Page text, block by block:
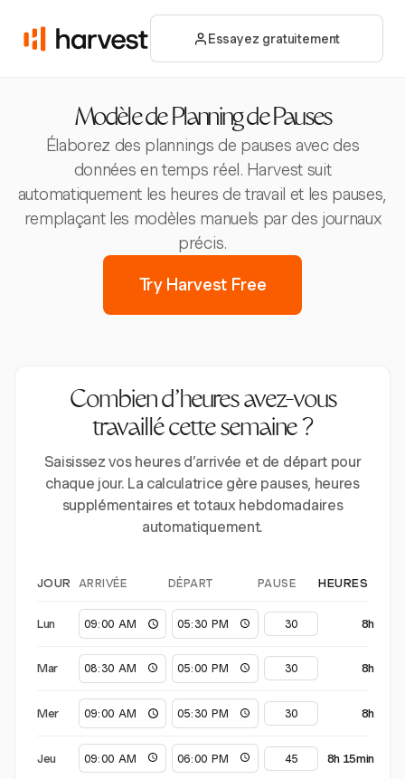
Essayez gratuitement
Modèle de Planning de Pauses
Élaborez des plannings de pauses avec des
données en temps réel. Harvest suit
automatiquement les heures de travail et les pauses,
remplaçant les modèles manuels par des journaux
précis.
Try Harvest Free
Combien d’heures avez-vous
travaillé cette semaine ?
Saisissez vos heures d’arrivée et de départ pour
chaque jour. La calculatrice gère pauses, heures
supplémentaires et totaux hebdomadaires
automatiquement.
JOUR ARRIVÉE DÉPART PAUSE HEURES
Lun 8h
Mar 8h
Mer 8h
Jeu 8h 15min